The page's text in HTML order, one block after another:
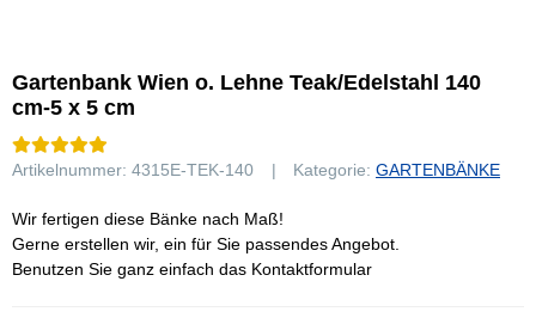
Gartenbank Wien o. Lehne Teak/Edelstahl 140
cm-5 x 5 cm
Artikelnummer: 4315E-TEK-140 Kategorie: GARTENBÄNKE
Wir fertigen diese Bänke nach Maß!
Gerne erstellen wir, ein für Sie passendes Angebot.
Benutzen Sie ganz einfach das Kontaktformular